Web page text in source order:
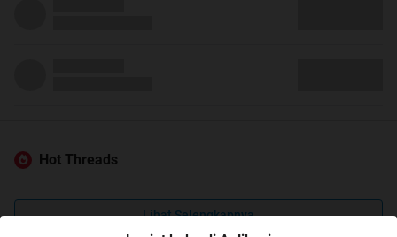
Hot Threads
Lihat Selengkapnya